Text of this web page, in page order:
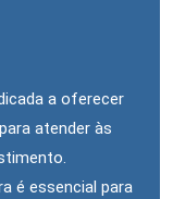
a oferecer
atender às
é essencial para